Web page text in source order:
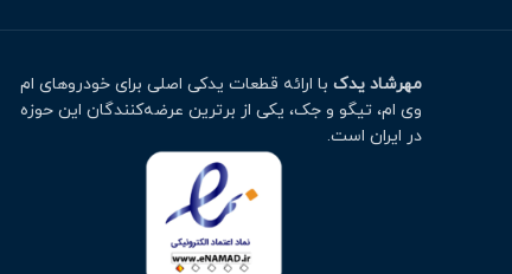
مهرشاد یدک با ارائه قطعات یدکی اصلی برای خودروهای ام
وی ام، تیگو و جک، یکی از برترین عرضه‌کنندگان این حوزه
در ایران است.